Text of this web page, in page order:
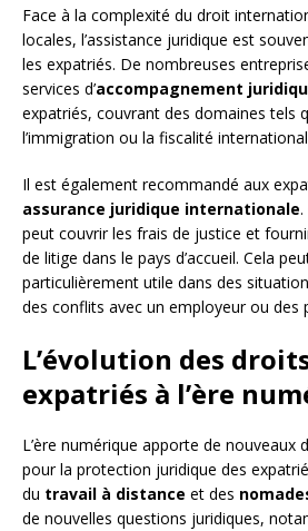
Face à la complexité du droit
locales, l’assistance juridique est
les expatriés. De nombreuses
services d’accompagnement
expatriés, couvrant des domaines tels
l’immigration ou la fiscalité
Il est également recommandé aux
assurance juridique internationale.
peut couvrir les frais de justice et
de litige dans le pays d’accueil. Cela
particulièrement utile dans des
des conflits avec un employeur ou des
L’évolution des
expatriés à l’ère
L’ère numérique apporte de nouveaux
pour la protection juridique des
du travail à distance et des
de nouvelles questions juridiques,